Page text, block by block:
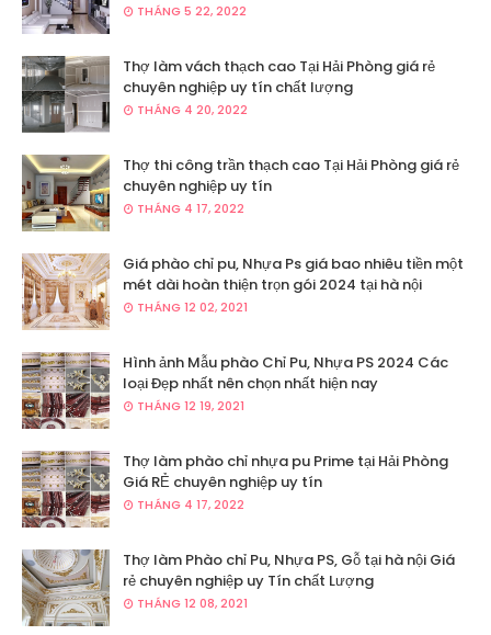
THÁNG 5 22, 2022
Thợ làm vách thạch cao Tại Hải Phòng giá rẻ
chuyên nghiệp uy tín chất lượng
THÁNG 4 20, 2022
Thợ thi công trần thạch cao Tại Hải Phòng giá rẻ
chuyên nghiệp uy tín
THÁNG 4 17, 2022
Giá phào chỉ pu, Nhựa Ps giá bao nhiêu tiền một
mét dài hoàn thiện trọn gói 2024 tại hà nội
THÁNG 12 02, 2021
Hình ảnh Mẫu phào Chỉ Pu, Nhựa PS 2024 Các
loại Đẹp nhất nên chọn nhất hiện nay
THÁNG 12 19, 2021
Thợ làm phào chỉ nhựa pu Prime tại Hải Phòng
Giá RẺ chuyên nghiệp uy tín
THÁNG 4 17, 2022
Thợ làm Phào chỉ Pu, Nhựa PS, Gỗ tại hà nội Giá
rẻ chuyên nghiệp uy Tín chất Lượng
THÁNG 12 08, 2021